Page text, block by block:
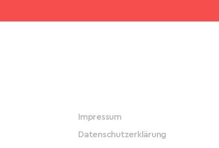
Impressum
Datenschutzerklärung